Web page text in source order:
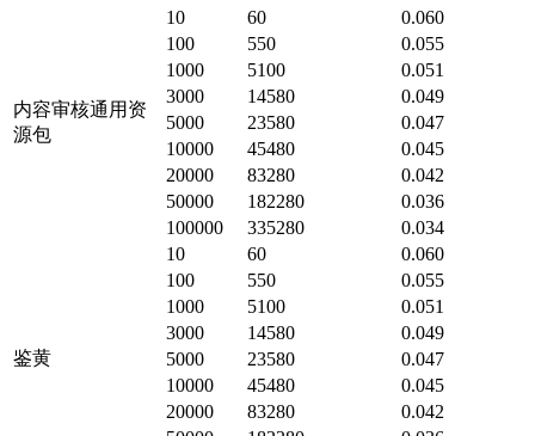
内容审核通用资
源包
10 60
0.060
100
550
0.055
1000
5100
0.051
3000
14580
0.049
5000
23580
0.047
10000
45480
0.045
20000
83280
0.042
50000
182280
0.036
100000
335280 0.034
鉴黄
10 60
0.060
100
550
0.055
1000
5100
0.051
3000
14580
0.049
5000
23580
0.047
10000
45480
0.045
20000
83280
0.042